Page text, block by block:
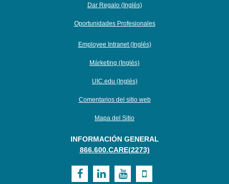
Dar Regalo (Inglés)
Oportunidades Profesionales
Employee Intranet (Inglés)
Márketing (Inglés)
UIC.edu (Inglés)
Comentarios del sitio web
Mapa del Sitio
INFORMACIÓN GENERAL
866.600.CARE(2273)
Visit Visit VisitVisit